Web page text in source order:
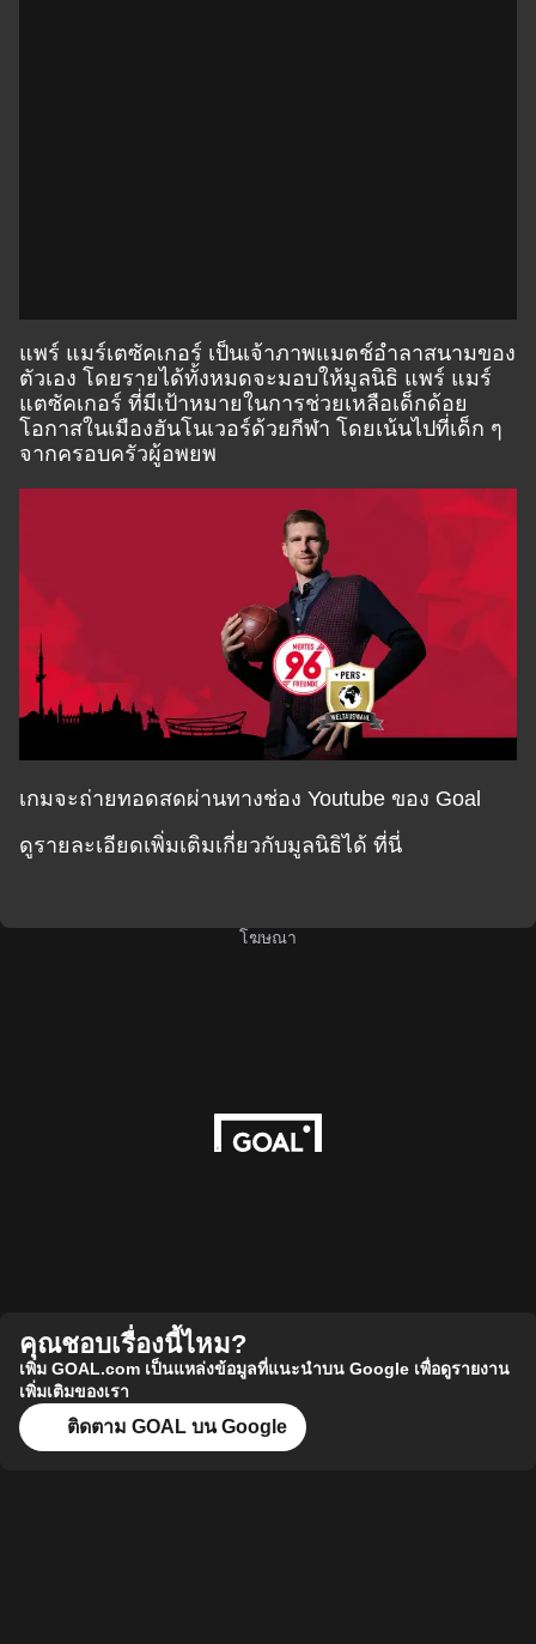
แพร์ แมร์เตซัคเกอร์ เป็นเจ้าภาพแมตช์อำลาสนามของ
ตัวเอง โดยรายได้ทั้งหมดจะมอบให้มูลนิธิ แพร์ แมร์
แตซัคเกอร์ ที่มีเป้าหมายในการช่วยเหลือเด็กด้อย
โอกาสในเมืองฮันโนเวอร์ด้วยกีฬา โดยเน้นไปที่เด็ก ๆ
จากครอบครัวผู้อพยพ
เกมจะถ่ายทอดสดผ่านทางช่อง Youtube ของ Goal
ดูรายละเอียดเพิ่มเติมเกี่ยวกับมูลนิธิได้ ที่นี่
โฆษณา
คุณชอบเรื่องนี้ไหม?
เพิ่ม GOAL.com เป็นแหล่งข้อมูลที่แนะนำบน Google เพื่อดูรายงาน
เพิ่มเติมของเรา
ติดตาม GOAL บน Google